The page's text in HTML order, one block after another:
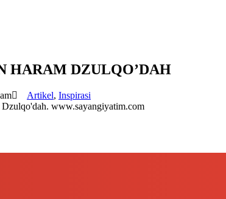
HARAM DZULQO’DAH
Artikel, Inspirasi